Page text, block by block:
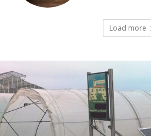
Load more